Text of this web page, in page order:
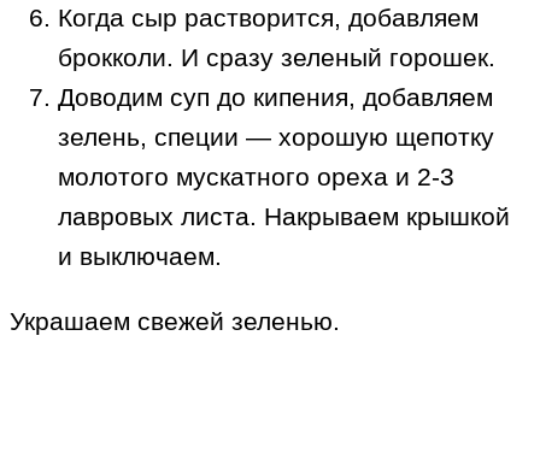
Когда сыр растворится, добавляем
брокколи. И сразу зеленый горошек.
Доводим суп до кипения, добавляем
зелень, специи — хорошую щепотку
молотого мускатного ореха и 2-3
лавровых листа. Накрываем крышкой
и выключаем.
Украшаем свежей зеленью.